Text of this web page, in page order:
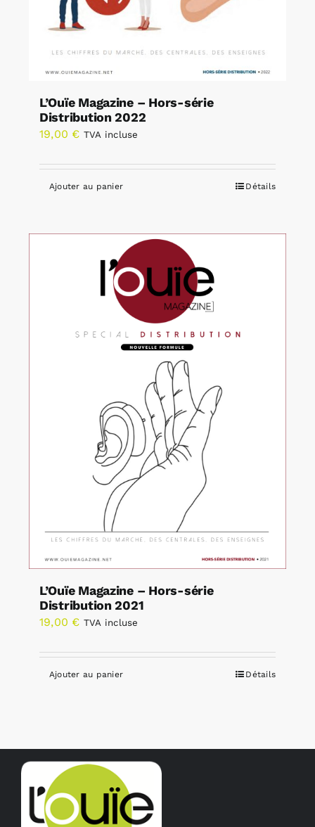
L’Ouïe Magazine – Hors-série
Distribution 2022
19,00 € TVA incluse
Ajouter au panier Détails
L’Ouïe Magazine – Hors-série
Distribution 2021
19,00 € TVA incluse
Ajouter au panier Détails